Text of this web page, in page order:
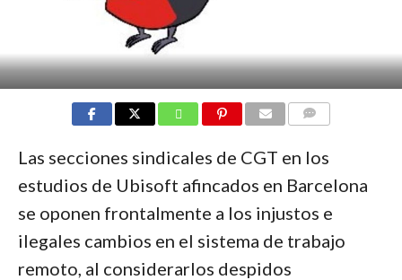
Las secciones sindicales de CGT en los
estudios de Ubisoft afincados en Barcelona
se oponen frontalmente a los injustos e
ilegales cambios en el sistema de trabajo
remoto, al considerarlos despidos